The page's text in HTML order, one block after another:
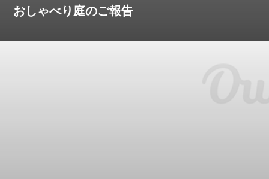
おしゃべり庭のご報告